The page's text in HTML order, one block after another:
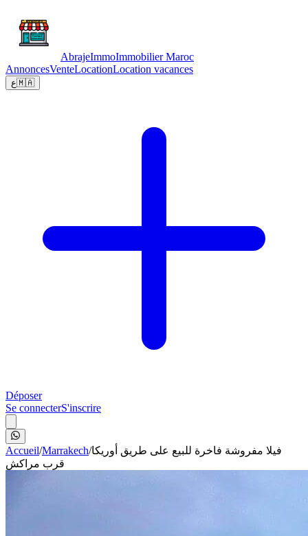
AbrajeImmoImmobilier Maroc
AnnoncesVenteLocationLocation vacances
ع🇲🇦
Déposer
Se connecterS'inscrire
Accueil/Marrakech/فيلا مفروشة فاخرة للبيع على طريق أوريكا
قرب مراكش